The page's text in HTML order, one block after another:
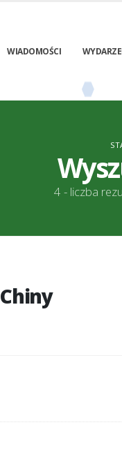
WIADOMOŚCI
4 - liczba
Chiny